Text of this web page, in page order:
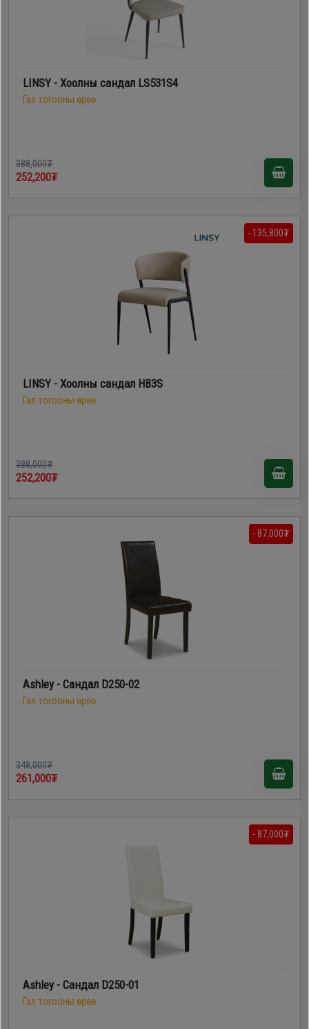
LINSY - Хоолны сандал LS531S4
Гал тогооны өрөө
388,000₮
252,200₮
- 135,800₮
LINSY - Хоолны сандал HB3S
Гал тогооны өрөө
388,000₮
252,200₮
- 87,000₮
Ashley - Сандал D250-02
Гал тогооны өрөө
348,000₮
261,000₮
- 87,000₮
Ashley - Сандал D250-01
Гал тогооны өрөө